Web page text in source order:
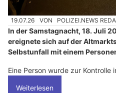
19.07.26 VON POLIZEI.NEWS
In der Samstagnacht, 18. Juli
ereignete sich auf der
Selbstunfall mit einem
Eine Person wurde zur Kontrolle
Weiterlesen